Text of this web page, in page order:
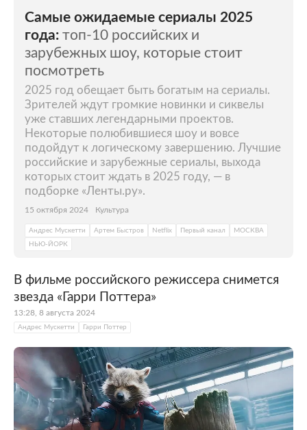
Самые ожидаемые сериалы 2025
года: топ-10 российских и
зарубежных шоу, которые стоит
посмотреть
2025 год обещает быть богатым на сериалы.
Зрителей ждут громкие новинки и сиквелы
уже ставших легендарными проектов.
Некоторые полюбившиеся шоу и вовсе
подойдут к логическому завершению. Лучшие
российские и зарубежные сериалы, выхода
которых стоит ждать в 2025 году, — в
подборке «Ленты.ру».
15 октября 2024 Культура
Андрес Мускетти Артем Быстров Netflix Первый канал
МОСКВА
НЬЮ-ЙОРК
В фильме российского режиссера снимется
звезда «Гарри Поттера»
13:28, 8 августа 2024
Андрес Мускетти Гарри Поттер